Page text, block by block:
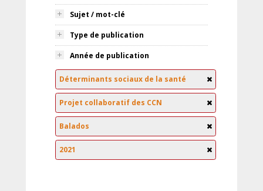
Sujet / mot-clé
Type de publication
Année de publication
Déterminants sociaux de la santé
Projet collaboratif des CCN
Balados
2021